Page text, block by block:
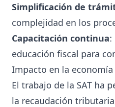
Simplificación de
complejidad en los
Capacitación continua:
educación fiscal para
Impacto en la economía
El trabajo de la SAT ha
la recaudación